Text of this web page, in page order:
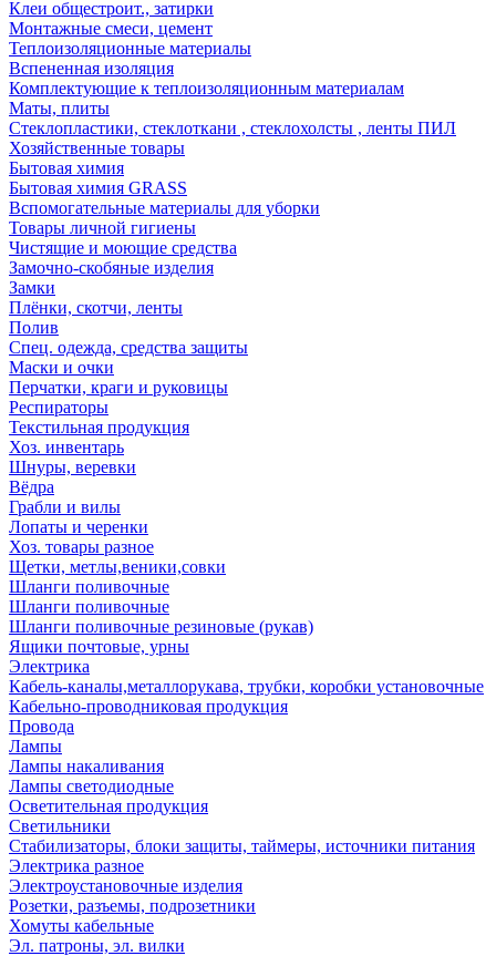
Клеи общестроит., затирки
Монтажные смеси, цемент
Теплоизоляционные материалы
Вспененная изоляция
Комплектующие к теплоизоляционным материалам
Маты, плиты
Стеклопластики, стеклоткани , стеклохолсты , ленты ПИЛ
Хозяйственные товары
Бытовая химия
Бытовая химия GRASS
Вспомогательные материалы для уборки
Товары личной гигиены
Чистящие и моющие средства
Замочно-скобяные изделия
Замки
Плёнки, скотчи, ленты
Полив
Спец. одежда, средства защиты
Маски и очки
Перчатки, краги и руковицы
Респираторы
Текстильная продукция
Хоз. инвентарь
Шнуры, веревки
Вёдра
Грабли и вилы
Лопаты и черенки
Хоз. товары разное
Щетки, метлы,веники,совки
Шланги поливочные
Шланги поливочные
Шланги поливочные резиновые (рукав)
Ящики почтовые, урны
Электрика
Кабель-каналы,металлорукава, трубки, коробки установочные
Кабельно-проводниковая продукция
Провода
Лампы
Лампы накаливания
Лампы светодиодные
Осветительная продукция
Светильники
Стабилизаторы, блоки защиты, таймеры, источники питания
Электрика разное
Электроустановочные изделия
Розетки, разъемы, подрозетники
Хомуты кабельные
Эл. патроны, эл. вилки